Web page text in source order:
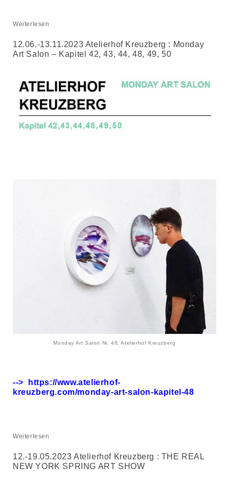
Weiterlesen
12.06.-13.11.2023 Atelierhof Kreuzberg : Monday
Art Salon – Kapitel 42, 43, 44, 48, 49, 50
Monday Art Salon Nr. 48, Atelierhof Kreuzberg
--> https://www.atelierhof-
kreuzberg.com/monday-art-salon-kapitel-48
Weiterlesen
12.-19.05.2023 Atelierhof Kreuzberg : THE REAL
NEW YORK SPRING ART SHOW